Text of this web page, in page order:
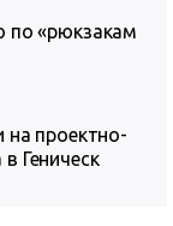
по «рюкзакам
на проектно-
Геническ